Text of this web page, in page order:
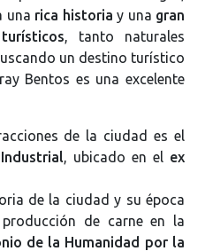
una rica historia y una gran
, tanto naturales
un destino turístico
Bentos es una excelente
de la ciudad es el
, ubicado en el ex
de la ciudad y su época
de carne en la
de la Humanidad por la